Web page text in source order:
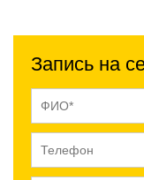
Запись на